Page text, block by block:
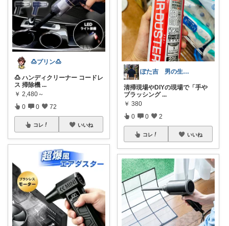
🍮プリン🍮
🍮 ハンディクリーナー コードレ
ス 掃除機 ...
￥ 2,480～
0 0 72
コレ いいね
ぽた吉 男の生き様＆こだわり重視
清掃現場やDIYの現場で「手や
ブラッシング ...
￥ 380
0 0 2
コレ いいね